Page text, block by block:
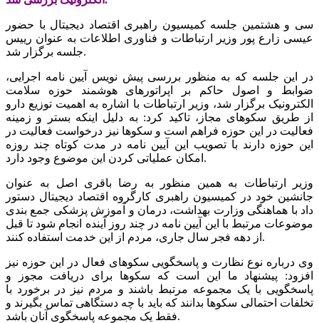
سی و هشتمین جلسه کمیسیون راهبری اقتصاد دیجیتال با حضور
عیسی زارع پور وزیر ارتباطات و فناوری اطلاعات به عنوان رییس
جلسه برگزار شد.
در این جلسه که به منظور بررسی پیش نویس آیین نامه اجرایی،
ضوابط و اصول حاکم بر اپراتورهای هوشمند حوزه سلامت
الکترونیک برگزار شد، وزیر ارتباطات با اشاره به اهمیت توزیع دارو
از طریق سکوهای مجاز، تاکید کرد: به دلیل اینکه بستر و زمینه
فعالیت در این حوزه فراهم است و سکوها نیز درخواست فعالیت در
این حوزه دارند با تصویب این آیین نامه در مدت کوتاه چند روزه
امکان عملیاتی کردن این موضوع وجود دارد.
وزیر ارتباطات به همین منظور به رضا باقری اصل به عنوان
جانشین خود در کمیسیون راهبری کارگروه اقتصاد دیجیتال دستور
داد با هماهنگی وزارت بهداشت، درمان و آموزش پزشکی جمع بندی
موضوعات مرتبط با این آیین نامه در چند روز آینده انجام شود تا قبل
از دهه فجر سال جاری، مردم از این خدمت استفاده کنند.
وی درباره نوع نظارت و پاسخگویی سکوهای فعال در این حوزه نیز
افزود: پیشنهاد ما این است که سکوها برای دریافت مجوز و
پاسخگویی با یک مجموعه مرتبط باشند و مردم نیز در برخورد با
تخلفات احتمالی سکوها بدانند که باید با چه دستگاهی تماس بگیرند و
فقط یک مجموعه پاسخگوی آنان باشد.